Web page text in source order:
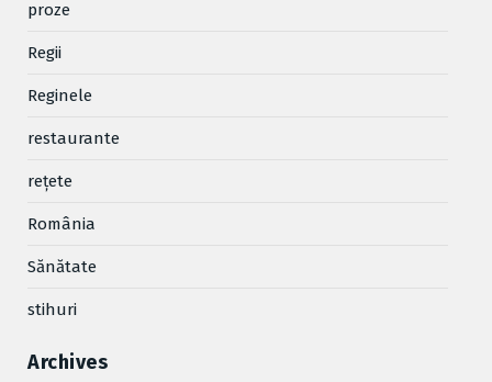
proze
Regii
Reginele
restaurante
reţete
România
Sănătate
stihuri
Archives